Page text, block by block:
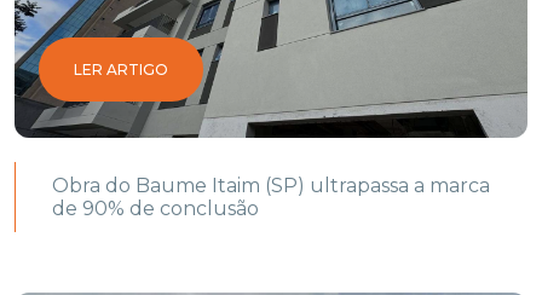
LER ARTIGO
Obra do Baume Itaim (SP) ultrapassa a marca
de 90% de conclusão